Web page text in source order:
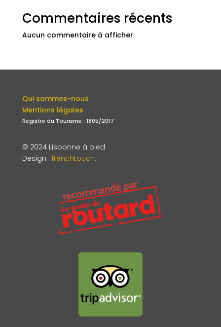
Commentaires récents
Aucun commentaire à afficher.
Qui sommes-nous
Mentions légales
Registre du Tourisme : 1805/2017
© 2024 Lisbonne à pied
Design : frenchtouch.